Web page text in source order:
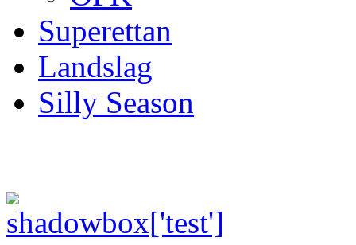
Superettan
Landslag
Silly Season